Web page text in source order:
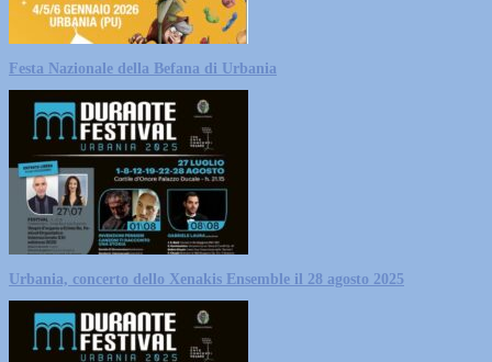
Festa Nazionale della Befana di Urbania
Urbania, concerto dello Xenakis Ensemble il 28 agosto 2025